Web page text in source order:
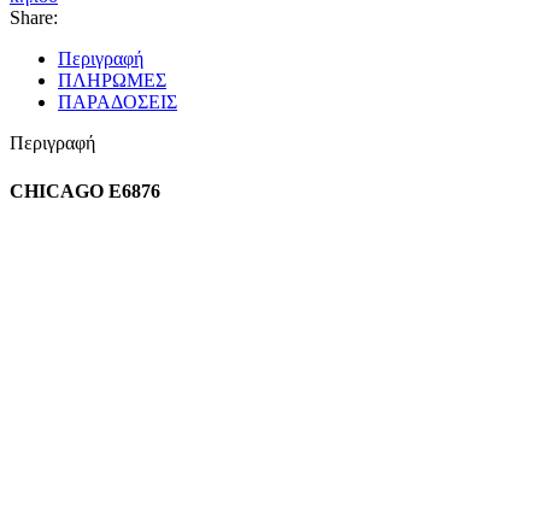
Share:
Περιγραφή
ΠΛΗΡΩΜΕΣ
ΠΑΡΑΔΟΣΕΙΣ
Περιγραφή
CHICAGO Ε6876